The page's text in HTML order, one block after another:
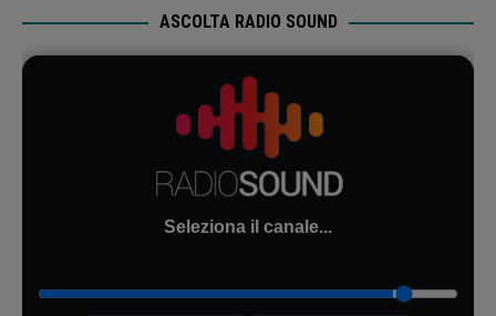
ASCOLTA RADIO SOUND
Seleziona il canale...